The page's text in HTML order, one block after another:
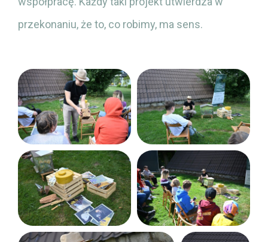
przekonaniu, że to, co robimy, ma sens.